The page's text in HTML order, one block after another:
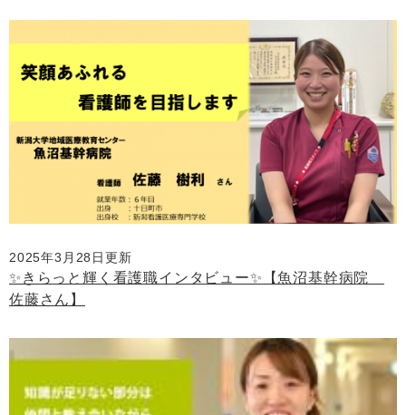
2025年3月28日更新
✨きらっと輝く看護職インタビュー✨【魚沼基幹病院
佐藤さん】